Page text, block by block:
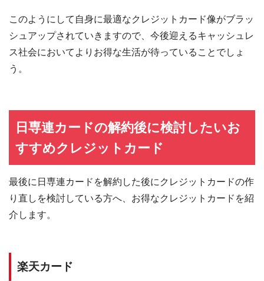
このようにして自身に最適なクレジットカード像がブラッ
シュアップされていきますので、今後迎えるキャッシュレ
ス社会においてよりお得な生活が待っていることでしょ
う。
日専連カードの解約後に検討したいお
すすめクレジットカード
最後に日専連カードを解約した後にクレジットカードの作
り直しを検討している方へ、お得なクレジットカードを紹
介します。
楽天カード